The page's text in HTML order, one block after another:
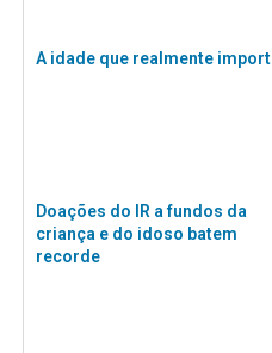
A idade que realmente
Doações do IR a fundos da
criança e do idoso batem
recorde